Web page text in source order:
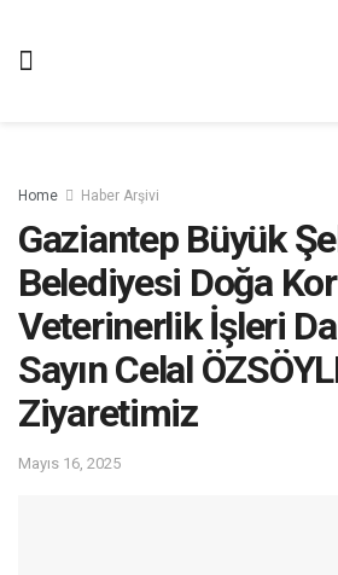
Home Haber Arşivi
Gaziantep Büyük
Belediyesi Doğa
Veterinerlik İşleri
Sayın Celal
Ziyaretimiz
Mayıs 16, 2025